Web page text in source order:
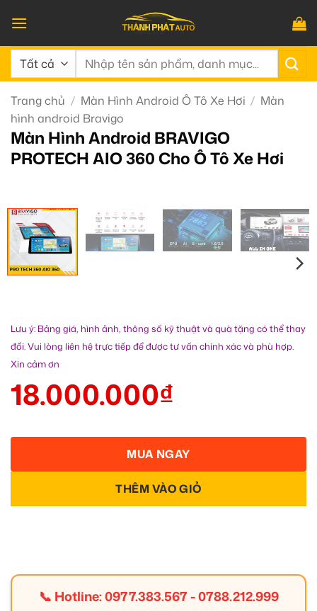
qua
nội
dung
Tìm
Trang chủ / Màn Hình Android Ô Tô Xe Hơi / Màn
hình android Bravigo
Màn Hình Android BRAVIGO
PROTECH AIO 360 Cho Ô Tô Xe Hơi
Lưu ý: Bảng giá, hình ảnh, thông số kỹ thuật và quà tặng có thể thay
đổi. Vui lòng liên hệ trực tiếp để được tư vấn chính xác và phù hợp.
Xin cảm ơn
18.000.000₫
THÊM VÀO GIỎ
MUA NGAY
📞 Hotline:0977.383.567-0788.212.999